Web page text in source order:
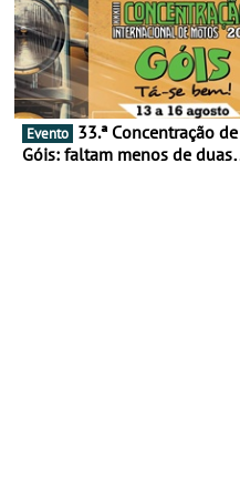
Evento
Góis: faltam menos de duas